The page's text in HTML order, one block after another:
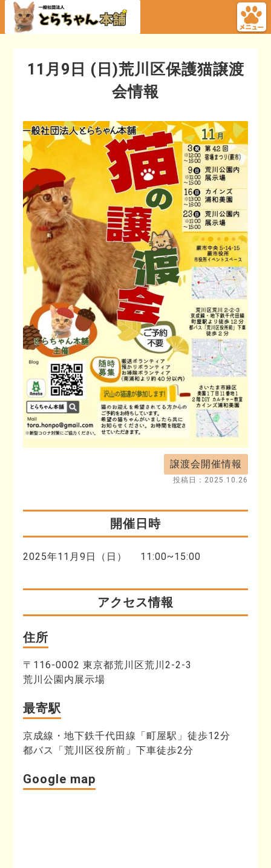
11月9日 (日)荒川区保護猫譲渡
会情報
譲渡会開催情報
投稿日： 2025.10.26
開催日時
2025年11月9日（日） 11:00~15:00
アクセス情報
住所
〒116-0002 東京都荒川区荒川2-2-3
荒川公園内展示場
最寄駅
京成線・地下鉄千代田線「町屋駅」徒歩12分
都バス「荒川区役所前」下車徒歩2分
Google map